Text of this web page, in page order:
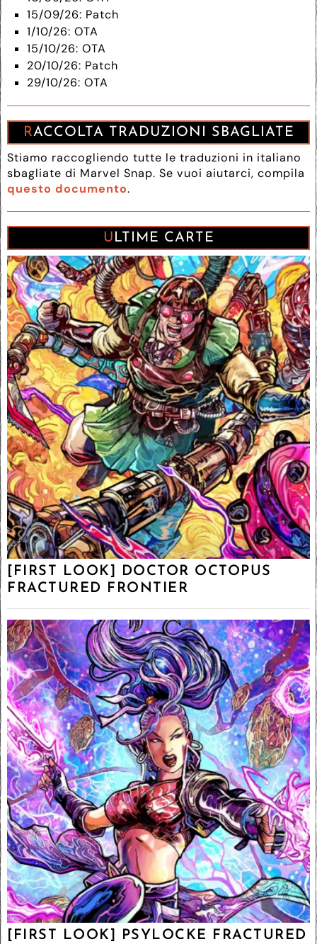
15/09/26: Patch
1/10/26: OTA
15/10/26: OTA
20/10/26: Patch
29/10/26: OTA
RACCOLTA TRADUZIONI SBAGLIATE
Stiamo raccogliendo tutte le traduzioni in italiano
sbagliate di Marvel Snap. Se vuoi aiutarci, compila
questo documento.
ULTIME CARTE
[FIRST LOOK] DOCTOR OCTOPUS
FRACTURED FRONTIER
[FIRST LOOK] PSYLOCKE FRACTURED